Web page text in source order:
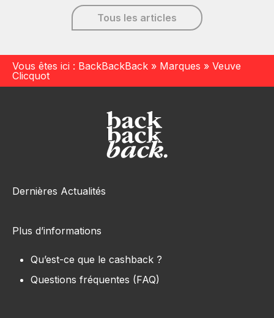
Tous les articles
Vous êtes ici : BackBackBack » Marques » Veuve
Clicquot
Dernières Actualités
Plus d’informations
Qu’est-ce que le cashback ?
Questions fréquentes (FAQ)